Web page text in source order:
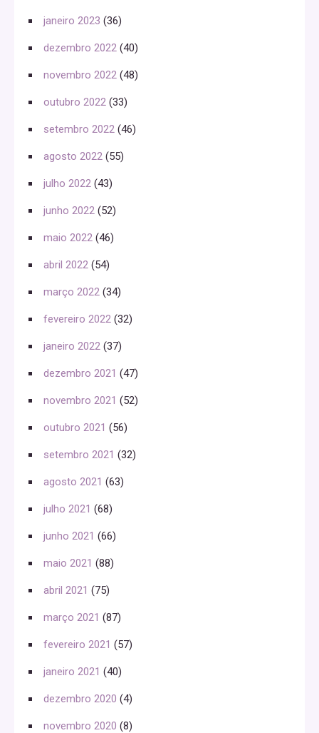
janeiro 2023 (36)
dezembro 2022 (40)
novembro 2022 (48)
outubro 2022 (33)
setembro 2022 (46)
agosto 2022 (55)
julho 2022 (43)
junho 2022 (52)
maio 2022 (46)
abril 2022 (54)
março 2022 (34)
fevereiro 2022 (32)
janeiro 2022 (37)
dezembro 2021 (47)
novembro 2021 (52)
outubro 2021 (56)
setembro 2021 (32)
agosto 2021 (63)
julho 2021 (68)
junho 2021 (66)
maio 2021 (88)
abril 2021 (75)
março 2021 (87)
fevereiro 2021 (57)
janeiro 2021 (40)
dezembro 2020 (4)
novembro 2020 (8)